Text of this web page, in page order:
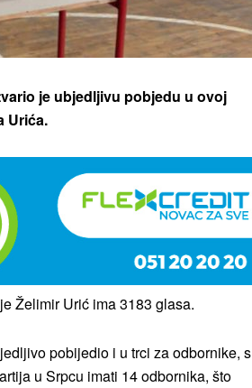
je ubjedljivu pobjedu u ovoj
Urića.
Želimir Urić ima 3183 glasa.
pobijedio i u trci za odbornike, s
u Srpcu imati 14 odbornika, što